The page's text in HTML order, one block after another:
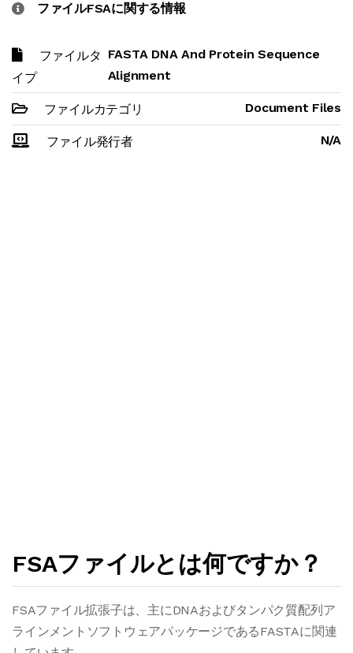
ファイルFSAに関する情報
ファイルタ
イプ
FASTA DNA And Protein Sequence
Alignment
ファイルカテゴリ Document Files
ファイル発行者 N/A
FSAファイルとは何ですか？
FSAファイル拡張子は、主にDNAおよびタンパク質配列ア
ラインメントソフトウェアパッケージであるFASTAに関連